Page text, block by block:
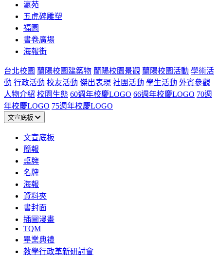
瀛苑
五虎碑雕塑
福園
書卷廣場
海報街
台北校園 蘭陽校園建築物 蘭陽校園景觀 蘭陽校園活動 學術活
動 行政活動 校友活動 傑出表現 社團活動 學生活動 外賓參觀
人物介紹 校園生態 60週年校慶LOGO 66週年校慶LOGO 70週
年校慶LOGO 75週年校慶LOGO
文宣底板
文宣底板
簡報
桌牌
名牌
海報
資料夾
書封面
插圖漫畫
TQM
畢業典禮
教學行政革新研討會